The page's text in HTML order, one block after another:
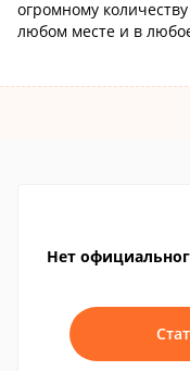
огромному
любом месте и в
Нет